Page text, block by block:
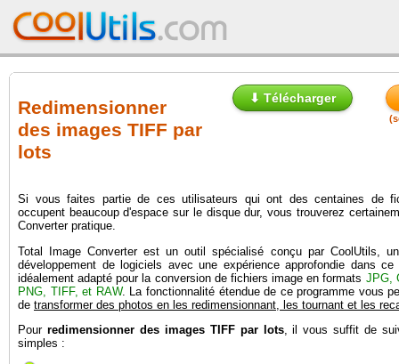
Redimensionner
des images TIFF par
lots
⬇ Télécharger
Si vous faites partie de ces utilisateurs qui ont des centaines de
occupent beaucoup d'espace sur le disque dur, vous trouverez
Converter pratique.
Total Image Converter est un outil spécialisé conçu par CoolUtils,
développement de logiciels avec une expérience approfondie dans
idéalement adapté pour la conversion de fichiers image en formats JPG,
PNG, TIFF, et RAW. La fonctionnalité étendue de ce programme vous
de transformer des photos en les redimensionnant, les tournant et les
Pour redimensionner des images TIFF par lots, il vous suffit de
simples :